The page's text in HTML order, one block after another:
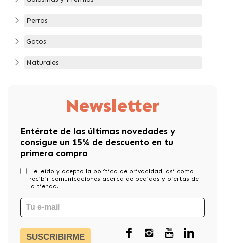
Perros
Gatos
Naturales
Newsletter
Entérate de las últimas novedades y
consigue un 15% de descuento en tu
primera compra
He leído y acepto la política de privacidad, asi como
recibir comunicaciones acerca de pedidos y ofertas de
la tienda.
SUSCRIBIRME